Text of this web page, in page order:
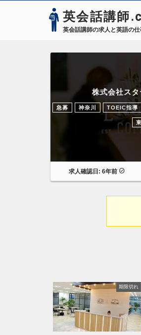
英会話講師
英会話講師の求人と英語の
株式会社ス
急募 神奈川 TOEIC指導
求人確認日: 6年前
期限切れ